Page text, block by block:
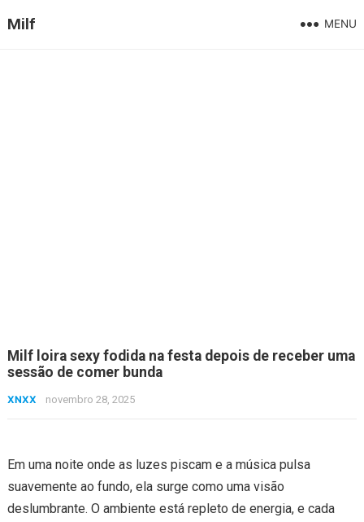
Milf MENU
Milf loira sexy fodida na festa depois de receber uma
sessão de comer bunda
XNXX novembro 28, 2025
Em uma noite onde as luzes piscam e a música pulsa
suavemente ao fundo, ela surge como uma visão
deslumbrante. O ambiente está repleto de energia, e cada